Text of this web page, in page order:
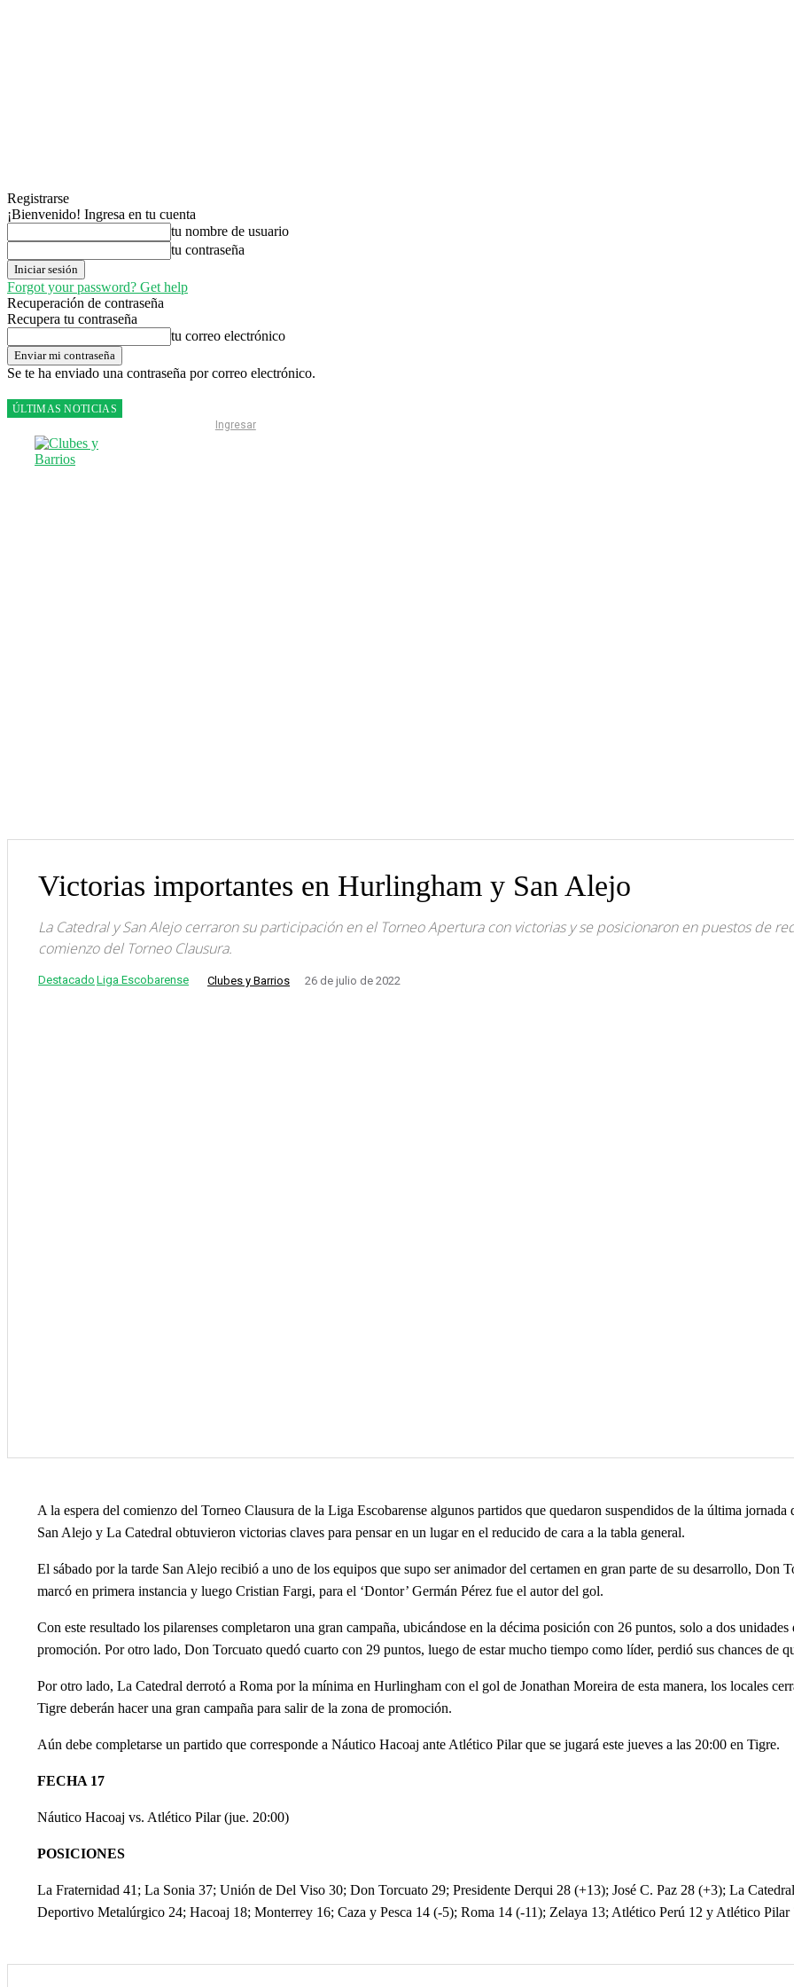
Registrarse
¡Bienvenido! Ingresa en tu cuenta
tu nombre de usuario
tu contraseña
Forgot your password? Get help
Recuperación de contraseña
Recupera tu contraseña
tu correo electrónico
Se te ha enviado una contraseña por correo electrónico.
ÚLTIMAS NOTICIAS
Ingresar
Victorias importantes en Hurlingham y San Alejo
La Catedral y San Alejo cerraron su participación en el Torneo Apertura con victorias y se posicionaron en puestos de
comienzo del Torneo Clausura.
Destacado Liga Escobarense Clubes y Barrios 26 de julio de 2022
A la espera del comienzo del Torneo Clausura de la Liga Escobarense algunos partidos que quedaron suspendidos de la última
San Alejo y La Catedral obtuvieron victorias claves para pensar en un lugar en el reducido de cara a la tabla general.
El sábado por la tarde San Alejo recibió a uno de los equipos que supo ser animador del certamen en gran parte de su desarrollo, Don
marcó en primera instancia y luego Cristian Fargi, para el ‘Dontor’ Germán Pérez fue el autor del gol.
Con este resultado los pilarenses completaron una gran campaña, ubicándose en la décima posición con 26 puntos, solo a dos
promoción. Por otro lado, Don Torcuato quedó cuarto con 29 puntos, luego de estar mucho tiempo como líder, perdió sus chances de
Por otro lado, La Catedral derrotó a Roma por la mínima en Hurlingham con el gol de Jonathan Moreira de esta manera, los locales
Tigre deberán hacer una gran campaña para salir de la zona de promoción.
Aún debe completarse un partido que corresponde a Náutico Hacoaj ante Atlético Pilar que se jugará este jueves a las 20:00 en Tigre.
FECHA 17
Náutico Hacoaj vs. Atlético Pilar (jue. 20:00)
POSICIONES
La Fraternidad 41; La Sonia 37; Unión de Del Viso 30; Don Torcuato 29; Presidente Derqui 28 (+13); José C. Paz 28 (+3); La
Deportivo Metalúrgico 24; Hacoaj 18; Monterrey 16; Caza y Pesca 14 (-5); Roma 14 (-11); Zelaya 13; Atlético Perú 12 y Atlético Pilar